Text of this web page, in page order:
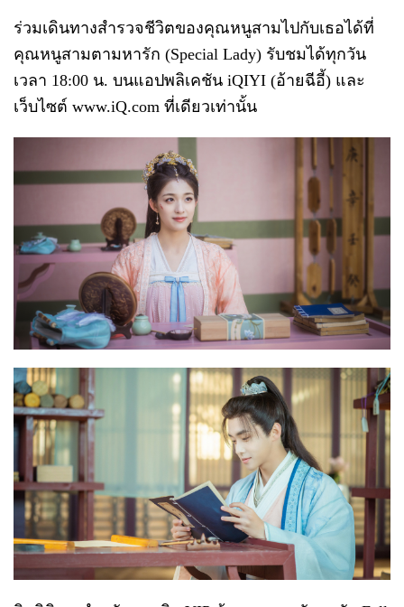
ร่วมเดินทางสำรวจชีวิตของคุณหนูสามไปกับเธอได้ที่
คุณหนูสามตามหารัก (Special Lady) รับชมได้ทุกวัน
เวลา 18:00 น. บนแอปพลิเคชัน iQIYI (อ้ายฉีอี้) และ
เว็บไซต์ www.iQ.com ที่เดียวเท่านั้น